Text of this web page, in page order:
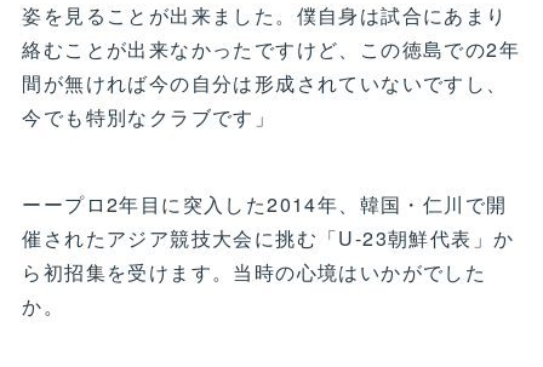
姿を見ることが出来ました。僕自身は試合にあまり
絡むことが出来なかったですけど、この徳島での2年
間が無ければ今の自分は形成されていないですし、
今でも特別なクラブです」
ーープロ2年目に突入した2014年、韓国・仁川で開
催されたアジア競技大会に挑む「U-23朝鮮代表」か
ら初招集を受けます。当時の心境はいかがでした
か。